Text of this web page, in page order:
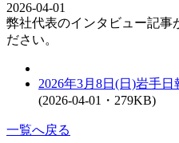
2026-04-01
弊社代表のインタビュー記事
ださい。
2026年3月8日(日)岩手日
(2026-04-01・279KB)
一覧へ戻る